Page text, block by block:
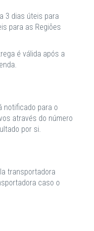
3 dias úteis para
para as Regiões
é válida após a
notificado para o
através do número
por si.
transportadora
caso o